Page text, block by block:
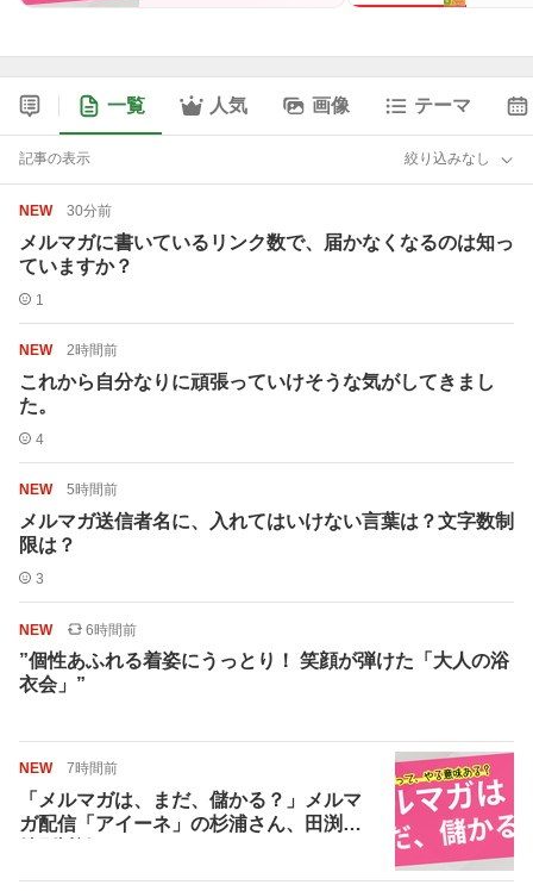
一覧 人気 画像 テーマ
記事の表示 絞り込みなし
NEW 30分前
メルマガに書いているリンク数で、届かなくなるのは知っ
ていますか？
1
NEW 2時間前
これから自分なりに頑張っていけそうな気がしてきまし
た。
4
NEW 5時間前
メルマガ送信者名に、入れてはいけない言葉は？文字数制
限は？
3
NEW 6時間前
”個性あふれる着姿にうっとり！ 笑顔が弾けた「大人の浴
衣会」”
NEW 7時間前
「メルマガは、まだ、儲かる？」メルマ
ガ配信「アイーネ」の杉浦さん、田渕の